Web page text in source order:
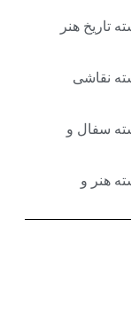
تاریخ هنر
نقاشی
سفال و
هنر و